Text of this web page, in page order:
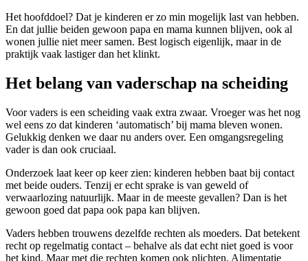
Het hoofddoel? Dat je kinderen er zo min mogelijk last van hebben.
En dat jullie beiden gewoon papa en mama kunnen blijven, ook al
wonen jullie niet meer samen. Best logisch eigenlijk, maar in de
praktijk vaak lastiger dan het klinkt.
Het belang van vaderschap na scheiding
Voor vaders is een scheiding vaak extra zwaar. Vroeger was het nog
wel eens zo dat kinderen ‘automatisch’ bij mama bleven wonen.
Gelukkig denken we daar nu anders over. Een omgangsregeling
vader is dan ook cruciaal.
Onderzoek laat keer op keer zien: kinderen hebben baat bij contact
met beide ouders. Tenzij er echt sprake is van geweld of
verwaarlozing natuurlijk. Maar in de meeste gevallen? Dan is het
gewoon goed dat papa ook papa kan blijven.
Vaders hebben trouwens dezelfde rechten als moeders. Dat betekent
recht op regelmatig contact – behalve als dat echt niet goed is voor
het kind. Maar met die rechten komen ook plichten. Alimentatie